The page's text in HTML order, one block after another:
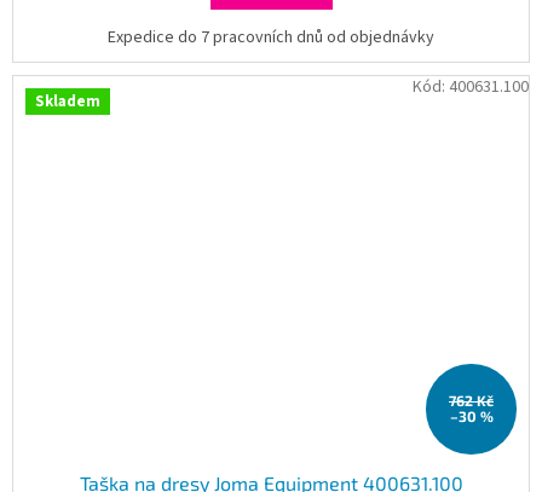
Expedice do 7 pracovních dnů od objednávky
Skladem
762 Kč
–30 %
Taška na dresy Joma Equipment 400631.100
Kód: 400631.100